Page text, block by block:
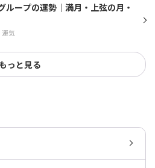
ループの運勢｜満月・上弦の月・
運気
もっと見る